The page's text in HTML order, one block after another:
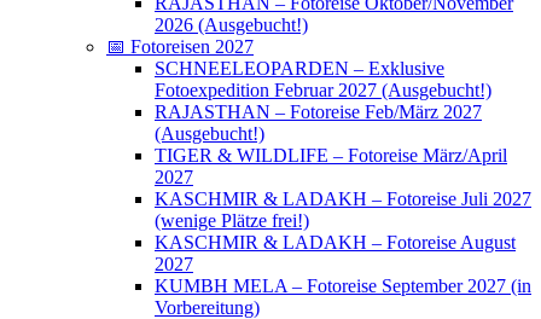
2026 (Ausgebucht!)
📅 Fotoreisen 2027
SCHNEELEOPARDEN – Exklusive
Fotoexpedition Februar 2027 (Ausgebucht!)
RAJASTHAN – Fotoreise Feb/März 2027
(Ausgebucht!)
TIGER & WILDLIFE – Fotoreise März/April
2027
KASCHMIR & LADAKH – Fotoreise Juli 2027
(wenige Plätze frei!)
KASCHMIR & LADAKH – Fotoreise August
2027
KUMBH MELA – Fotoreise September 2027 (in
Vorbereitung)